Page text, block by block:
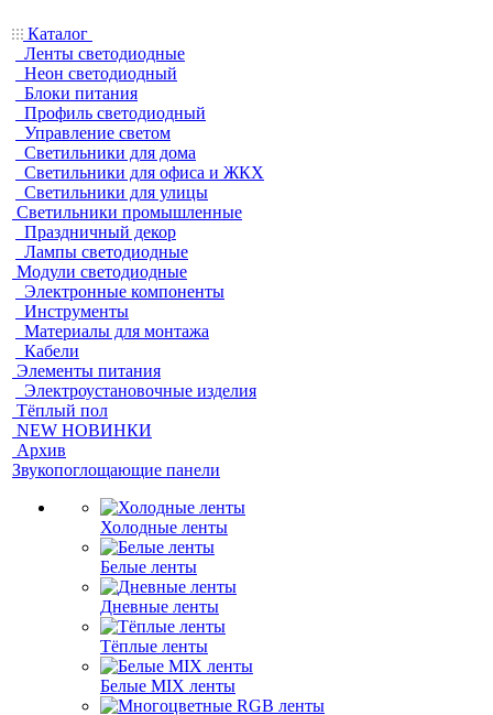
Каталог
Ленты светодиодные
Неон светодиодный
Блоки питания
Профиль светодиодный
Управление светом
Светильники для дома
Светильники для офиса и ЖКХ
Светильники для улицы
Светильники промышленные
Праздничный декор
Лампы светодиодные
Модули светодиодные
Электронные компоненты
Инструменты
Материалы для монтажа
Кабели
Элементы питания
Электроустановочные изделия
Тёплый пол
NEW НОВИНКИ
Архив
Звукопоглощающие панели
Холодные ленты
Белые ленты
Дневные ленты
Тёплые ленты
Белые MIX ленты